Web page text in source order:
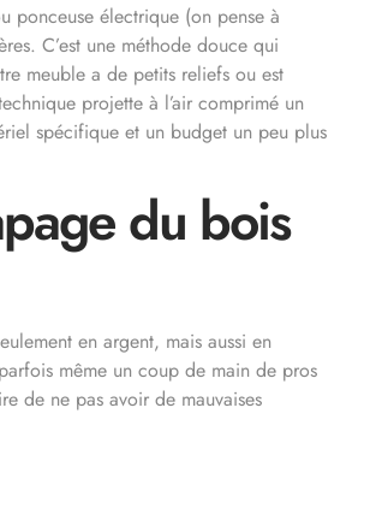
ponceuse électrique (on pense à
C’est une méthode douce qui
meuble a de petits reliefs ou est
projette à l’air comprimé un
spécifique et un budget un peu plus
du bois
en argent, mais aussi en
même un coup de main de pros
de ne pas avoir de mauvaises